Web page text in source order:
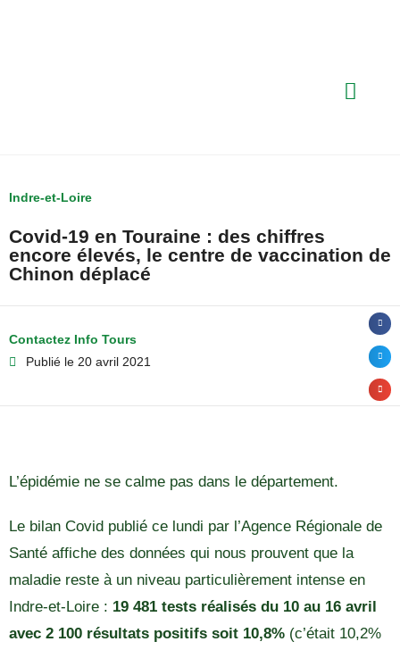
Indre-et-Loire
Covid-19 en Touraine : des chiffres
encore élevés, le centre de vaccination de
Chinon déplacé
Contactez Info Tours
Publié le 20 avril 2021
L’épidémie ne se calme pas dans le département.
Le bilan Covid publié ce lundi par l’Agence Régionale de
Santé affiche des données qui nous prouvent que la
maladie reste à un niveau particulièrement intense en
Indre-et-Loire : 19 481 tests réalisés du 10 au 16 avril
avec 2 100 résultats positifs soit 10,8% (c’était 10,2%